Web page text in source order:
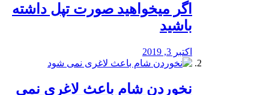
اگر میخواهید صورت تپل داشته
باشید
اکتبر 3, 2019
نخوردن شام باعث لاغری نمی